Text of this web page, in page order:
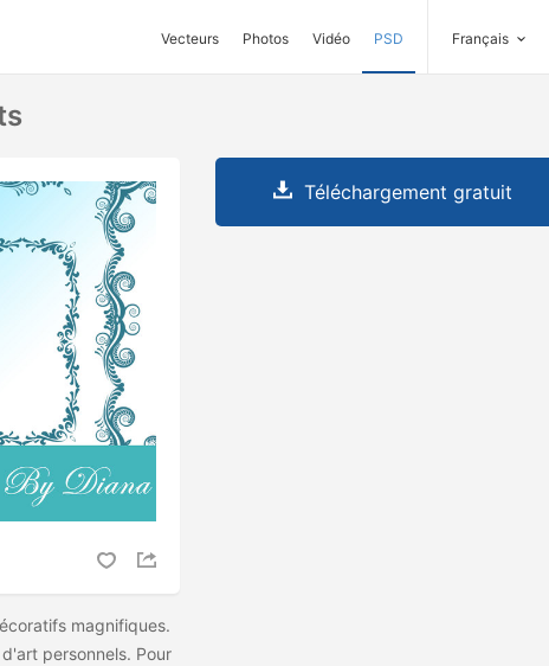
Vecteurs Photos Vidéo PSD Français
magnifiques.
personnels. Pour
Téléchargement gratuit